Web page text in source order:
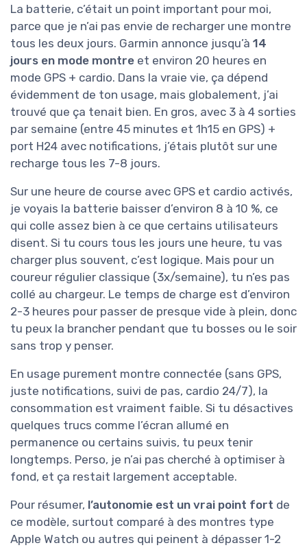
La batterie, c’était un point important pour moi,
parce que je n’ai pas envie de recharger une montre
tous les deux jours. Garmin annonce jusqu’à 14
jours en mode montre et environ 20 heures en
mode GPS + cardio. Dans la vraie vie, ça dépend
évidemment de ton usage, mais globalement, j’ai
trouvé que ça tenait bien. En gros, avec 3 à 4 sorties
par semaine (entre 45 minutes et 1h15 en GPS) +
port H24 avec notifications, j’étais plutôt sur une
recharge tous les 7-8 jours.
Sur une heure de course avec GPS et cardio activés,
je voyais la batterie baisser d’environ 8 à 10 %, ce
qui colle assez bien à ce que certains utilisateurs
disent. Si tu cours tous les jours une heure, tu vas
charger plus souvent, c’est logique. Mais pour un
coureur régulier classique (3x/semaine), tu n’es pas
collé au chargeur. Le temps de charge est d’environ
2-3 heures pour passer de presque vide à plein, donc
tu peux la brancher pendant que tu bosses ou le soir
sans trop y penser.
En usage purement montre connectée (sans GPS,
juste notifications, suivi de pas, cardio 24/7), la
consommation est vraiment faible. Si tu désactives
quelques trucs comme l’écran allumé en
permanence ou certains suivis, tu peux tenir
longtemps. Perso, je n’ai pas cherché à optimiser à
fond, et ça restait largement acceptable.
Pour résumer, l’autonomie est un vrai point fort de
ce modèle, surtout comparé à des montres type
Apple Watch ou autres qui peinent à dépasser 1-2